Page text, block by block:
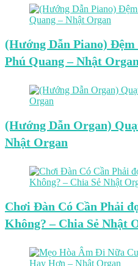
(Hướng Dẫn Piano)
Phú Quang – Nhật Organ
(Hướng Dẫn Organ)
Nhật Organ
Chơi Đàn Có Cần Phải
Không? – Chia Sẻ Nhật